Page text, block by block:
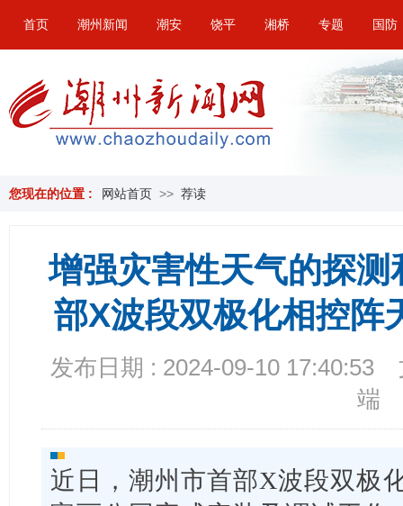
首页 潮州新闻 潮安 饶平 湘桥 专题 国防
您现在的位置 : 网站首页 >> 荐读
增强灾害性天气的探
部X波段双极化相控阵
发布日期 : 2024-09-10 17:40:53
端
近日，潮州市首部X波段双极